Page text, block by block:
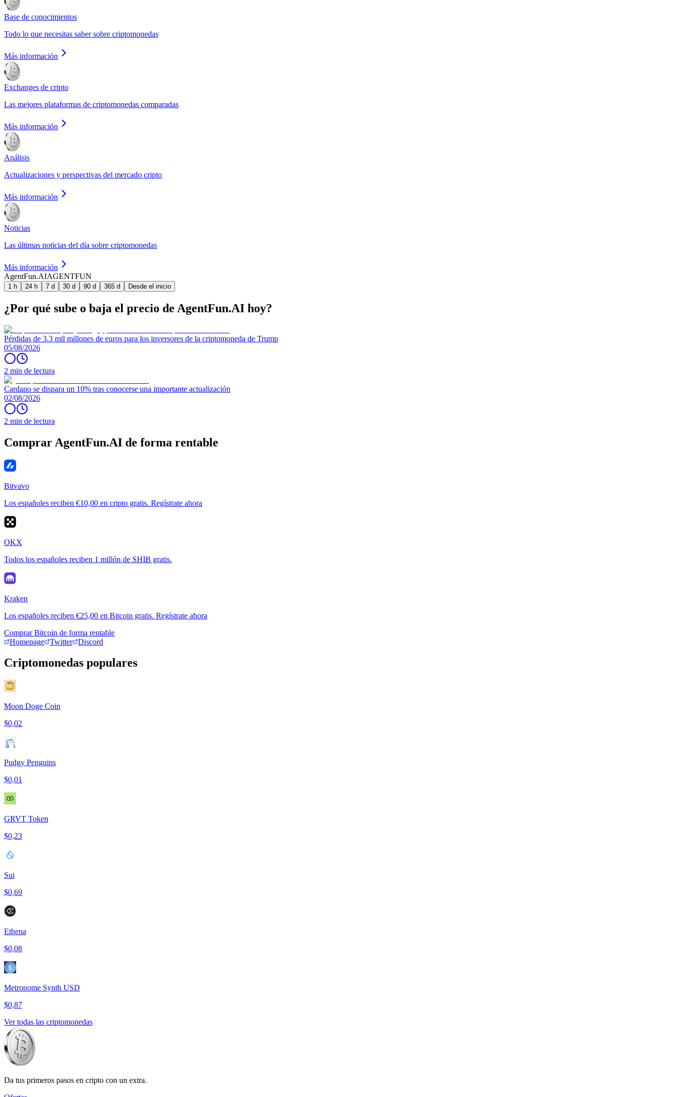
Base de conocimientos
Todo lo que necesitas saber sobre criptomonedas
Más información
Exchanges de cripto
Las mejores plataformas de criptomonedas comparadas
Más información
Análisis
Actualizaciones y perspectivas del mercado cripto
Más información
Noticias
Las últimas noticias del día sobre criptomonedas
Más información
AgentFun.AIAGENTFUN
1 h 24 h 7 d 30 d 90 d 365 d Desde el inicio
¿Por qué sube o baja el precio de AgentFun.AI hoy?
Pérdidas de 3.3 mil millones de euros para los inversores de la criptomoneda de Trump
05/08/2026
2 min de lectura
Cardano se dispara un 10% tras conocerse una importante actualización
02/08/2026
2 min de lectura
Comprar AgentFun.AI de forma rentable
Bitvavo
Los españoles reciben €10,00 en cripto gratis. Regístrate ahora
OKX
Todos los españoles reciben 1 millón de SHIB gratis.
Kraken
Los españoles reciben €25,00 en Bitcoin gratis. Regístrate ahora
Comprar Bitcoin de forma rentable
Homepage
Twitter Discord
Criptomonedas populares
Moon Doge Coin
$0,02
Pudgy Penguins
$0,01
GRVT Token
$0,23
Sui
$0,69
Ethena
$0,08
Metronome Synth USD
$0,87
Ver todas las criptomonedas
Da tus primeros pasos en cripto con un extra.